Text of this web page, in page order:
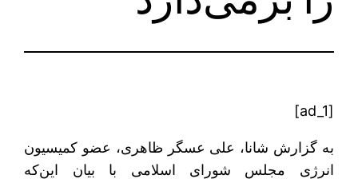
[ad_1]
به گزارش شانا، علی عسگر ظاهری، عضو کمیسیون
انرژی مجلس شورای اسلامی با بیان این‌که